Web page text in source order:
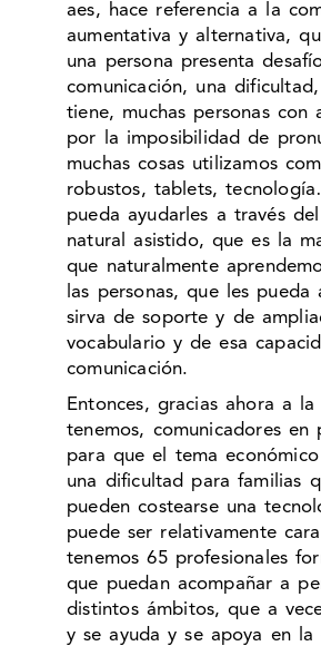
aes, hace referencia a la
aumentativa y alternativa,
una persona presenta
comunicación, una
tiene, muchas personas con
por la imposibilidad de
muchas cosas utilizamos
robustos, tablets,
pueda ayudarles a través
natural asistido, que es la
que naturalmente
las personas, que les pueda
sirva de soporte y de
vocabulario y de esa
comunicación.
Entonces, gracias ahora a la
tenemos, comunicadores en
para que el tema
una dificultad para familias
pueden costearse una
puede ser relativamente
tenemos 65 profesionales
que puedan acompañar a
distintos ámbitos, que a
y se ayuda y se apoya en la